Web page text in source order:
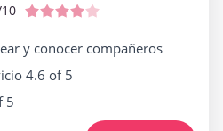
y conocer compañeros
4.6 of 5
5